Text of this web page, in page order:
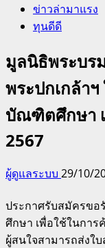
ข่าวล่ามาแรง
ทุนดีดี
มูลนิธิพระบร
พระปกเกล้า
บัณฑิตศึกษา
2567
ผู้ดูแลระบบ 29/10/
ประกาศรับสมัครข
ศึกษา เพื่อใช้ในการ
ผู้สนใจสามารถส่งใ